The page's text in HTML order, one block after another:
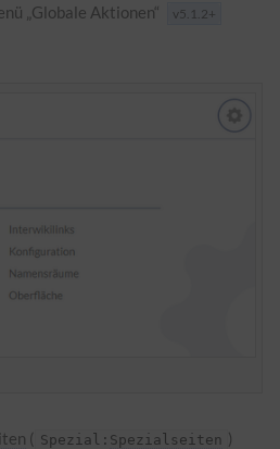
„Globale Aktionen“
v5.1.2+
( Spezial: Spezialseiten )